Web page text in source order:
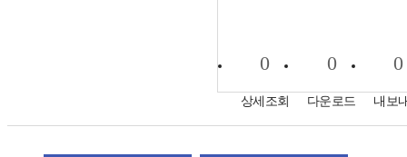
0
상세조회
0
다운로드
0
내보